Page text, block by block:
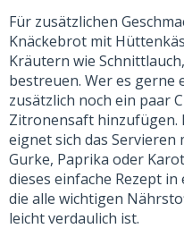
Für zusätzlichen
Knäckebrot mit
Kräutern wie
bestreuen. Wer es gerne
zusätzlich noch ein paar
Zitronensaft hinzufügen.
eignet sich das Servieren
Gurke, Paprika oder
dieses einfache Rezept
die alle wichtigen
leicht verdaulich ist.